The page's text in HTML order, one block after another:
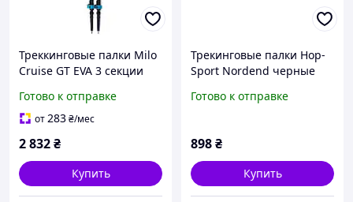
Треккинговые палки Milo
Cruise GT EVA 3 секции
650 г
Готово к отправке
от283₴/мес
2 832₴
Купить
Трекинговые палки Hop-
Sport Nordend черные
рыбалки, пикника и
Готово к отправке
898₴
Купить